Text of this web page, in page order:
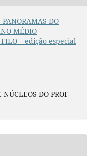
DO
MÉDIO
FILO – edição especial
DO PROF-